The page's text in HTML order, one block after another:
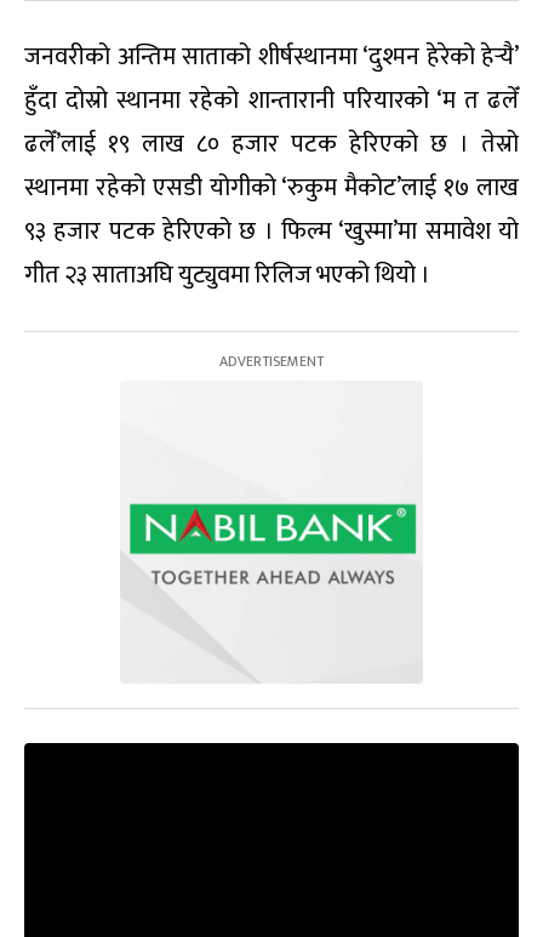
जनवरीको अन्तिम साताको शीर्षस्थानमा ‘दुश्मन हेरेको हेर्‍यै’
हुँदा दोस्रो स्थानमा रहेको शान्तारानी परियारको ‘म त ढलेँ
ढलेँ’लाई १९ लाख ८० हजार पटक हेरिएको छ । तेस्रो
स्थानमा रहेको एसडी योगीको ‘रुकुम मैकोट’लाई १७ लाख
९३ हजार पटक हेरिएको छ । फिल्म ‘खुस्मा’मा समावेश यो
गीत २३ साताअघि युट्युवमा रिलिज भएको थियो ।